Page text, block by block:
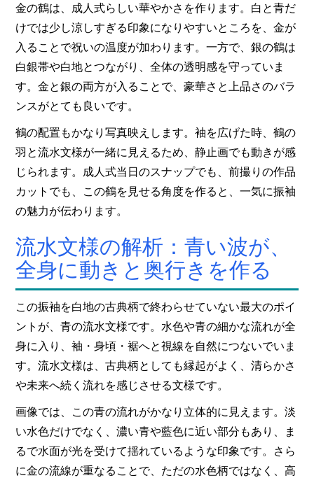
金の鶴は、成人式らしい華やかさを作ります。白と青だ
けでは少し涼しすぎる印象になりやすいところを、金が
入ることで祝いの温度が加わります。一方で、銀の鶴は
白銀帯や白地とつながり、全体の透明感を守っていま
す。金と銀の両方が入ることで、豪華さと上品さのバラ
ンスがとても良いです。
鶴の配置もかなり写真映えします。袖を広げた時、鶴の
羽と流水文様が一緒に見えるため、静止画でも動きが感
じられます。成人式当日のスナップでも、前撮りの作品
カットでも、この鶴を見せる角度を作ると、一気に振袖
の魅力が伝わります。
流水文様の解析：青い波が、
全身に動きと奥行きを作る
この振袖を白地の古典柄で終わらせていない最大のポイ
ントが、青の流水文様です。水色や青の細かな流れが全
身に入り、袖・身頃・裾へと視線を自然につないでいま
す。流水文様は、古典柄としても縁起がよく、清らかさ
や未来へ続く流れを感じさせる文様です。
画像では、この青の流れがかなり立体的に見えます。淡
い水色だけでなく、濃い青や藍色に近い部分もあり、ま
るで水面が光を受けて揺れているような印象です。さら
に金の流線が重なることで、ただの水色柄ではなく、高